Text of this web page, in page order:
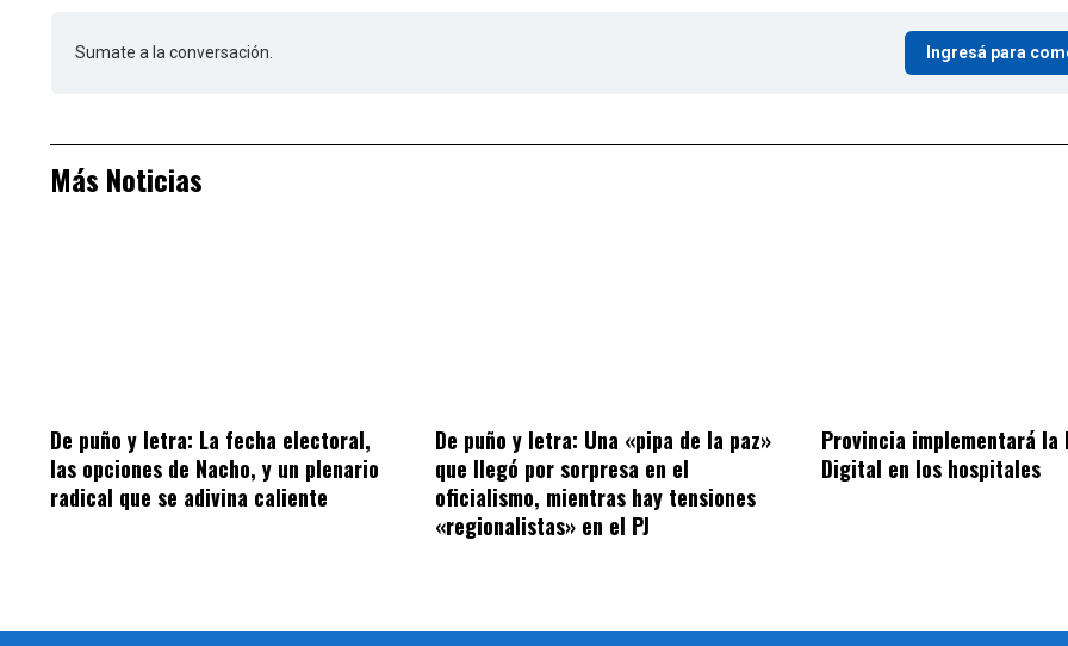
Sumate a la conversación. Ingresá para
Más Noticias
De puño y letra: La fecha electoral,
las opciones de Nacho, y un plenario
radical que se adivina caliente
De puño y letra: Una «pipa de la paz»
que llegó por sorpresa en el
oficialismo, mientras hay tensiones
«regionalistas» en el PJ
Provincia implementará la
Digital en los hospitales